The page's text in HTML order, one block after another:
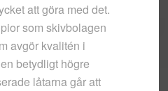
att göra med det.
som skivbolagen
avgör kvalitén i
betydligt högre
låtarna går att